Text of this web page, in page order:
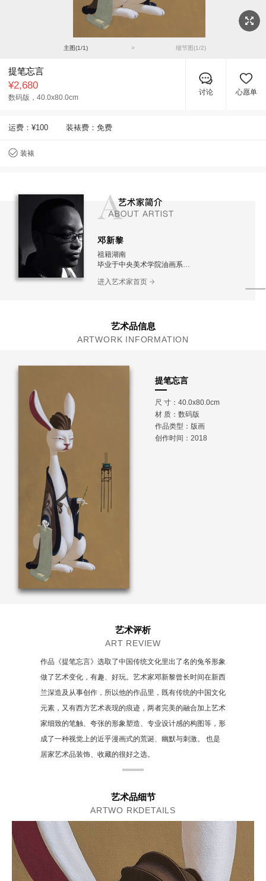
主图(1/1) > 细节图(1/2)
提笔忘言
¥2,680
数码版， 40.0x80.0cm
讨论 心愿单
运费： ¥100 装裱费：免费
装裱
邓新黎
祖籍湖南
毕业于中央美术学院油画系
新西兰美术家协会理事
进入艺术家首页
艺术品信息
ARTWORK INFORMATION
提笔忘言
尺 寸：40.0x80.0cm
材 质： 数码版
作品类型：版画
创作时间：2018
艺术评析
ART REVIEW
作品《提笔忘言》选取了中国传统文化里出了名的兔爷形象
做了艺术变化，有趣、好玩。艺术家邓新黎曾长时间在新西
兰深造及从事创作，所以他的作品里，既有传统的中国文化
元素，又有西方艺术表现的痕迹，两者完美的融合加上艺术
家细致的笔触、夸张的形象塑造、专业设计感的构图等，形
成了一种视觉上的近乎漫画式的荒诞、幽默与刺激。 也是
居家艺术品装饰、收藏的很好之选。
艺术品细节
ARTWO RKDETAILS